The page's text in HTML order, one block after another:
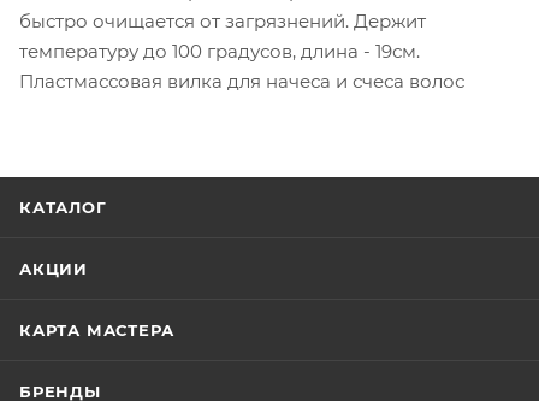
быстро очищается от загрязнений. Держит
температуру до 100 градусов, длина - 19см.
Пластмассовая вилка для начеса и счеса волос
КАТАЛОГ
АКЦИИ
КАРТА МАСТЕРА
БРЕНДЫ